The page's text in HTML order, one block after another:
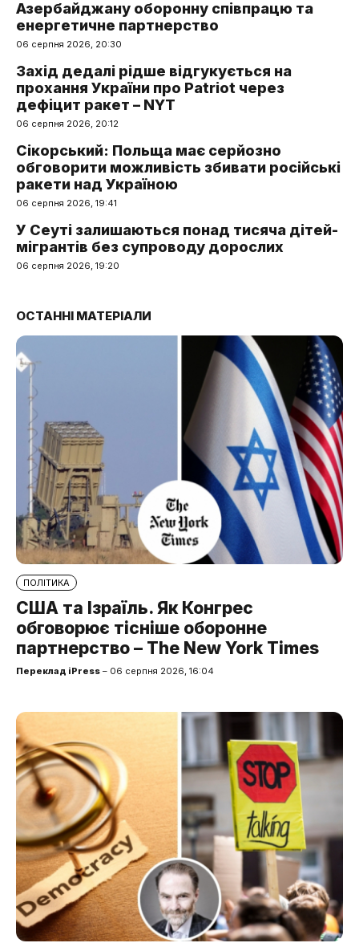
Азербайджану оборонну співпрацю та
енергетичне партнерство
06 серпня 2026, 20:30
Захід дедалі рідше відгукується на
прохання України про Patriot через
дефіцит ракет – NYT
06 серпня 2026, 20:12
Сікорський: Польща має серйозно
обговорити можливість збивати російські
ракети над Україною
06 серпня 2026, 19:41
У Сеуті залишаються понад тисяча дітей-
мігрантів без супроводу дорослих
06 серпня 2026, 19:20
ОСТАННІ МАТЕРІАЛИ
ПОЛІТИКА
США та Ізраїль. Як Конгрес
обговорює тісніше оборонне
партнерство – The New York Times
Переклад iPress – 06 серпня 2026, 16:04